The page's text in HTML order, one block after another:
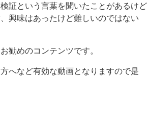
証という言葉を聞いたことがあるけど
興味はあったけど難しいのではない
勧めのコンテンツです。
へなど有効な動画となりますので是